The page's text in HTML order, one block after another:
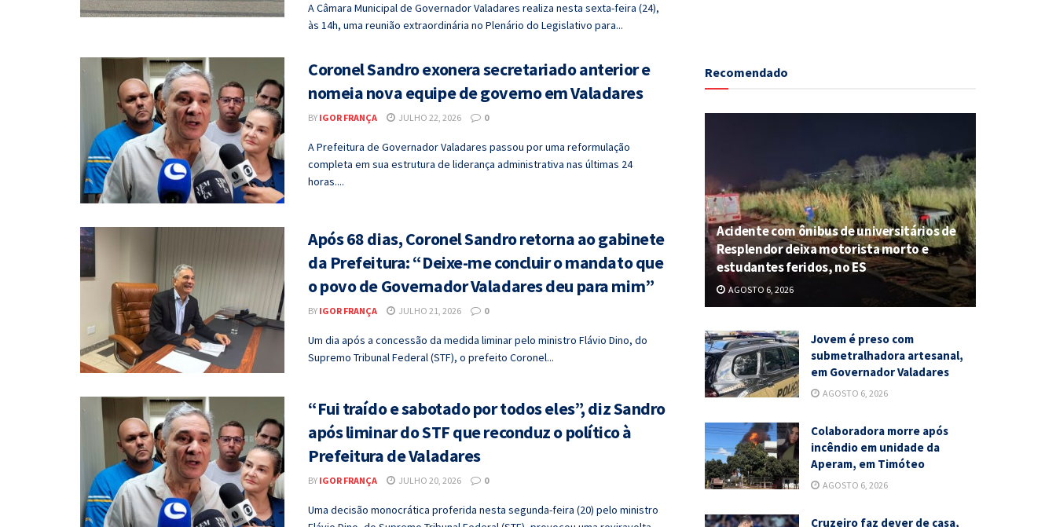
A Câmara Municipal de Governador Valadares realiza nesta sexta-feira (24),
às 14h, uma reunião extraordinária no Plenário do Legislativo para...
Coronel Sandro exonera secretariado anterior e
nomeia nova equipe de governo em Valadares
BY IGOR FRANÇA JULHO 22, 2026 0
A Prefeitura de Governador Valadares passou por uma reformulação
completa em sua estrutura de liderança administrativa nas últimas 24
horas....
Após 68 dias, Coronel Sandro retorna ao gabinete
da Prefeitura: “Deixe-me concluir o mandato que
o povo de Governador Valadares deu para mim”
BY IGOR FRANÇA JULHO 21, 2026 0
Um dia após a concessão da medida liminar pelo ministro Flávio Dino, do
Supremo Tribunal Federal (STF), o prefeito Coronel...
“Fui traído e sabotado por todos eles”, diz Sandro
após liminar do STF que reconduz o político à
Prefeitura de Valadares
BY IGOR FRANÇA JULHO 20, 2026 0
Uma decisão monocrática proferida nesta segunda-feira (20) pelo ministro
Recomendado
Acidente com ônibus de universitários de
Resplendor deixa motorista morto e
estudantes feridos, no ES
AGOSTO 6, 2026
Jovem é preso com
submetralhadora artesanal,
em Governador Valadares
AGOSTO 6, 2026
Colaboradora morre após
incêndio em unidade da
Aperam, em Timóteo
AGOSTO 6, 2026
Cruzeiro faz dever de casa,